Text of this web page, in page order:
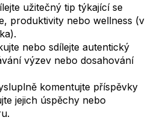
užitečný tip týkající se
produktivity nebo wellness (v
nebo sdílejte autentický
výzev nebo dosahování
komentujte příspěvky
jejich úspěchy nebo